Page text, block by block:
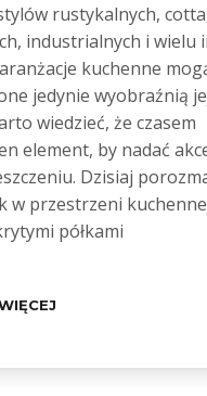
rustykalnych,
industrialnych i wielu
kuchenne
jedynie wyobraźnią
wiedzieć, że czasem
element, by nadać
Dzisiaj
w przestrzeni
półkami